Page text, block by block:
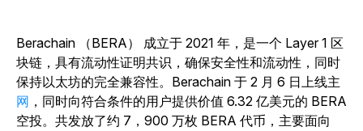
Berachain （BERA） 成立于 2021 年，是一个 Layer 1 区
块链，具有流动性证明共识，确保安全性和流动性，同时
保持以太坊的完全兼容性。Berachain 于 2 月 6 日上线主
网 ，同时向符合条件的用户提供价值 6.32 亿美元的 BERA
空投。共发放了约 7，900 万枚 BERA 代币，主要面向